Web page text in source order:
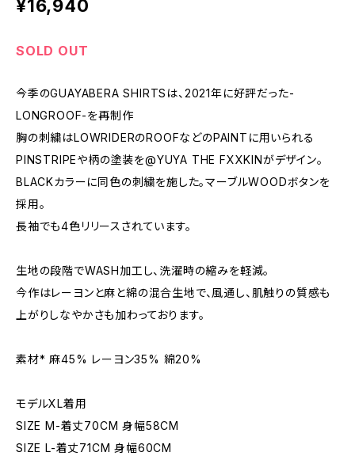
¥16,940
SOLD OUT
今季のGUAYABERA SHIRTSは、2021年に好評だった-
LONGROOF-を再制作
胸の刺繍はLOWRIDERのROOFなどのPAINTに用いられる
PINSTRIPEや柄の塗装を@YUYA THE FXXKINがデザイン。
BLACKカラーに同色の刺繍を施した。マーブルWOODボタンを
採用。
長袖でも4色リリースされています。
生地の段階でWASH加工し、洗濯時の縮みを軽減。
今作はレーヨンと麻と綿の混合生地で、風通し、肌触りの質感も
上がりしなやかさも加わっております。
素材* 麻45% レーヨン35% 綿20%
モデルXL着用
SIZE M-着丈70CM 身幅58CM
SIZE L-着丈71CM 身幅60CM